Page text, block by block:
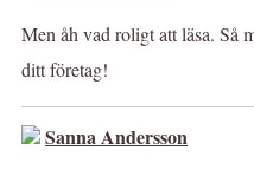
Men åh vad roligt att läsa. Så
ditt företag!
Sanna Andersson